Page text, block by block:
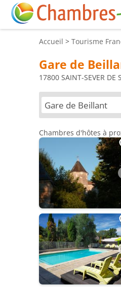
Accueil > Tourisme
Gare de
17800 SAINT-SEVER DE
Chambres d'hôtes à